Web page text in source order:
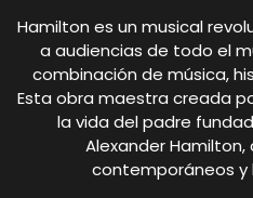
Hamilton es un musical
a audiencias de todo el
combinación de música,
Esta obra maestra creada
la vida del padre
Alexander
contemporáneos y